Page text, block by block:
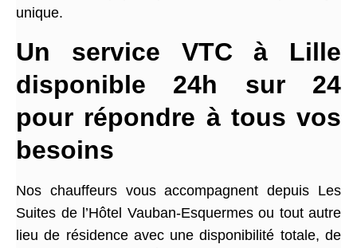
unique.
Un service VTC à Lille
disponible 24h sur 24
pour répondre à tous vos
besoins
Nos chauffeurs vous accompagnent depuis Les
Suites de l’Hôtel Vauban-Esquermes ou tout autre
lieu de résidence avec une disponibilité totale, de